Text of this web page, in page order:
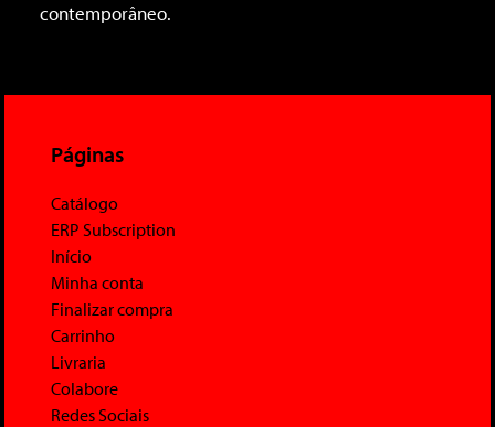
contemporâneo.
Páginas
Catálogo
ERP Subscription
Início
Minha conta
Finalizar compra
Carrinho
Livraria
Colabore
Redes Sociais